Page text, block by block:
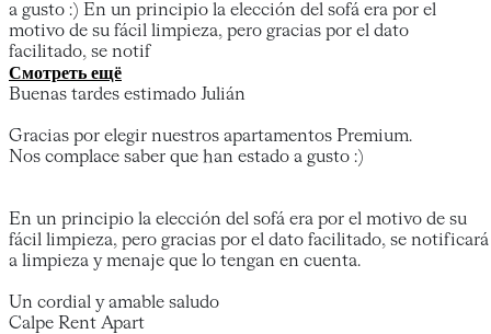
a gusto :) En un principio la elección del sofá era por el
motivo de su fácil limpieza, pero gracias por el dato
facilitado, se notif
Смотреть ещё
Buenas tardes estimado Julián
Gracias por elegir nuestros apartamentos Premium.
Nos complace saber que han estado a gusto :)
En un principio la elección del sofá era por el motivo de su
fácil limpieza, pero gracias por el dato facilitado, se notificará
a limpieza y menaje que lo tengan en cuenta.
Un cordial y amable saludo
Calpe Rent Apart